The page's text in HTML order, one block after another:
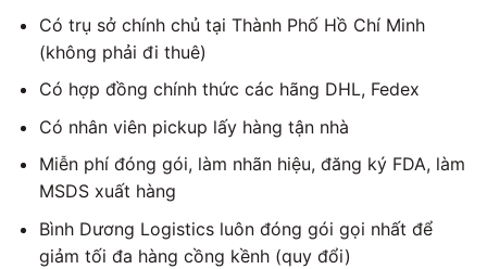
Có trụ sở chính chủ tại Thành Phố Hồ Chí Minh
(không phải đi thuê)
Có hợp đồng chính thức các hãng DHL, Fedex
Có nhân viên pickup lấy hàng tận nhà
Miễn phí đóng gói, làm nhãn hiệu, đăng ký FDA, làm
MSDS xuất hàng
Bình Dương Logistics luôn đóng gói gọi nhất để
giảm tối đa hàng cồng kềnh (quy đổi)